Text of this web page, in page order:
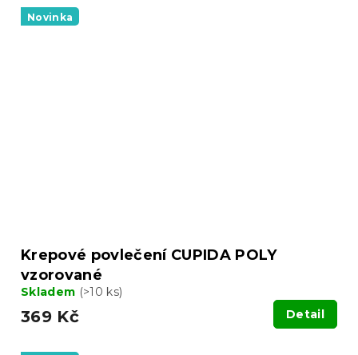
Novinka
Krepové povlečení CUPIDA POLY
vzorované
Skladem (>10 ks)
369 Kč Detail